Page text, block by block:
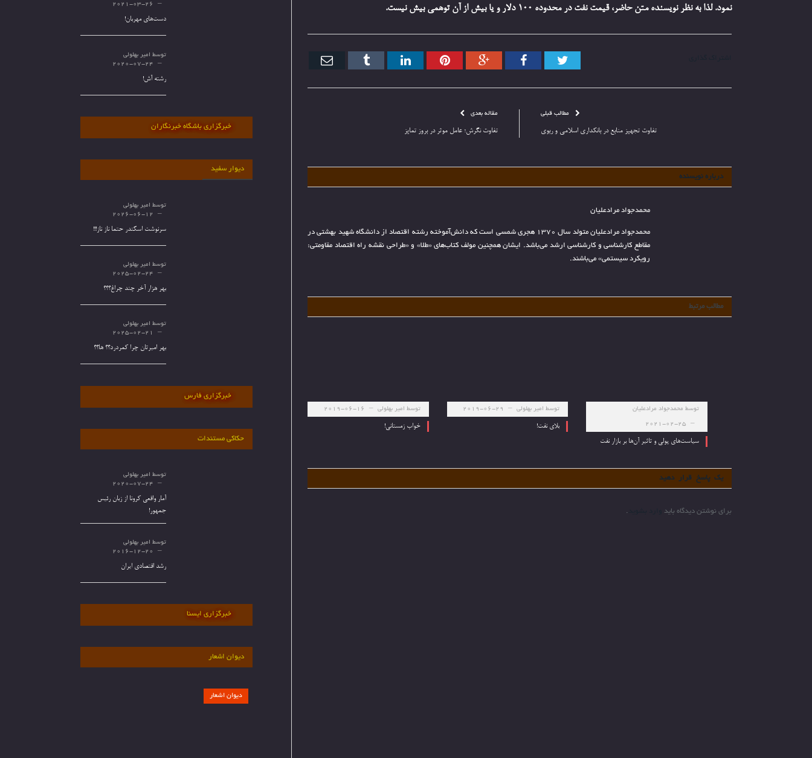
نمود. لذا به نظر نویسنده متن حاضر، قیمت نفت در محدوده 100 دلار و یا بیش از آن توهمی بیش نیست.
گوگل+ پینترستارتباط Tumblr ایمیل
مطالب قبلی
تفاوت تجهیز منابع در بانکداری اسلامی و ربوی
مقاله بعدی
تفاوت نگرش؛ عامل موثر در بروز تمایز
درباره نویسنده
محمدجواد مرادعلیان
محمدجواد مرادعلیان متولد سال 1370 هجری شمسی است که دانش‌آموخته رشته اقتصاد از دانشگاه شهید بهشتی در
مقاطع کارشناسی و کارشناسی ارشد می‌باشد. ایشان همچنین مولف کتاب‌های «طلا» و «طراحی نقشه راه اقتصاد مقاومتی:
رویکرد سیستمی» می‌باشند.
مطالب مرتبط
توسط محمدجواد مرادعلیان
2021-02-25
سیاست‌های پولی و تاثیر آن‌ها بر بازار نفت
توسط امیر بهلولی 2019-06-29
بلای نفت!
توسط امیر بهلولی 2019-06-16
خواب زمستانی!
یک پاسخ قرار دهید
برای نوشتن دیدگاه باید .
2021-03-26
دست‌های مهربان!
توسط امیر بهلولی
2020-07-24
رشته آش!
خبرگزاری باشگاه خبرنگاران
دیوار سفید
توسط امیر بهلولی
2026-06-12
سرنوشت اسکندر حتما ناز ناز!!!
توسط امیر بهلولی
2025-02-24
بهر هزار آخر چند چراغ؟؟؟
توسط امیر بهلولی
2025-02-21
بهر امیرتان چرا کمردرد؟؟ ها؟؟
خبرگزاری فارس
حکاکی مستندات
توسط امیر بهلولی
2020-07-24
آمار واقعی کرونا از زبان رئیس
جمهور!
توسط امیر بهلولی
2016-12-20
رشد اقتصادی ایران
خبرگزاری ایسنا
دیوان اشعار
دیوان اشعار